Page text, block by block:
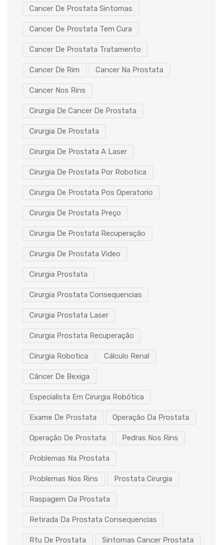
Cancer De Prostata Sintomas
Cancer De Prostata Tem Cura
Cancer De Prostata Tratamento
Cancer De Rim Cancer Na Prostata
Cancer Nos Rins
Cirurgia De Cancer De Prostata
Cirurgia De Prostata
Cirurgia De Prostata A Laser
Cirurgia De Prostata Por Robotica
Cirurgia De Prostata Pos Operatorio
Cirurgia De Prostata Preço
Cirurgia De Prostata Recuperação
Cirurgia De Prostata Video
Cirurgia Prostata
Cirurgia Prostata Consequencias
Cirurgia Prostata Laser
Cirurgia Prostata Recuperação
Cirurgia Robotica Cálculo Renal
Câncer De Bexiga
Especialista Em Cirurgia Robótica
Exame De Prostata Operação Da Prostata
Operação De Prostata Pedras Nos Rins
Problemas Na Prostata
Problemas Nos Rins Prostata Cirurgia
Raspagem Da Prostata
Retirada Da Prostata Consequencias
Rtu De Prostata Sintomas Cancer Prostata